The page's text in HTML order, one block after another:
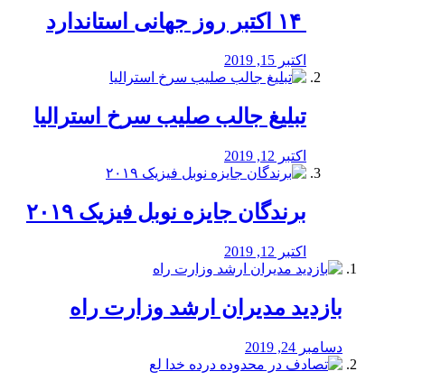
اکتبر 15, 2019
تبلیغ جالب صلیب سرخ استرالیا
اکتبر 12, 2019
برندگان جایزه نوبل فیزیک ۲۰۱۹
اکتبر 12, 2019
بازدید مدیران ارشد وزارت راه
دسامبر 24, 2019